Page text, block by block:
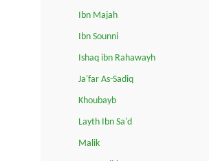
Ibn Majah
Ibn Sounni
Ishaq ibn Rahawayh
Ja'far As-Sadiq
Khoubayb
Layth Ibn Sa'd
Malik